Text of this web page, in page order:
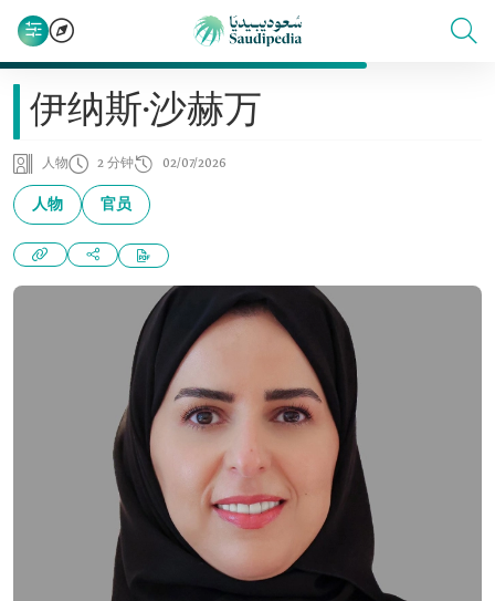
伊纳斯·沙赫万
人物 2 分钟 02/07/2026
人物 官员